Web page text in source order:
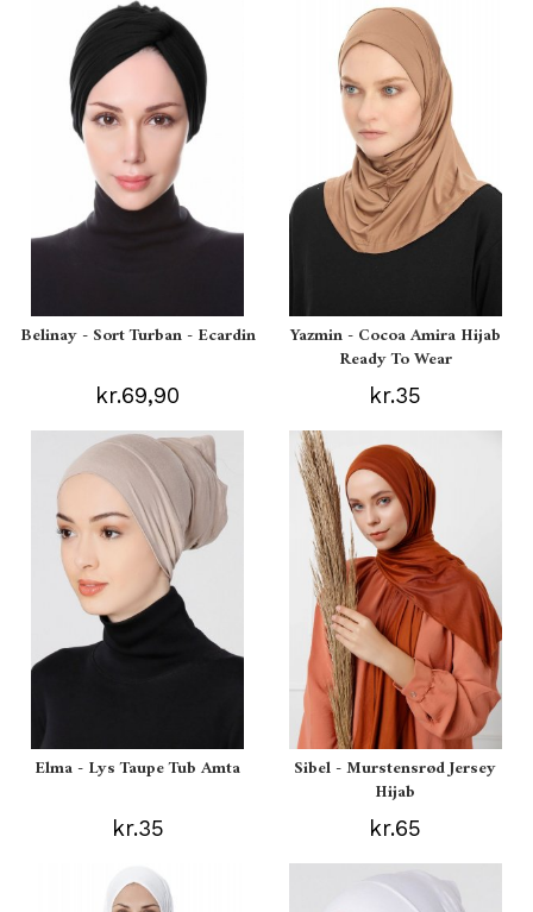
Belinay - Sort Turban - Ecardin
kr.69,90
Yazmin - Cocoa Amira Hijab
Ready To Wear
kr.35
Elma - Lys Taupe Tub Amta
kr.35
Sibel - Murstensrød Jersey
Hijab
kr.65